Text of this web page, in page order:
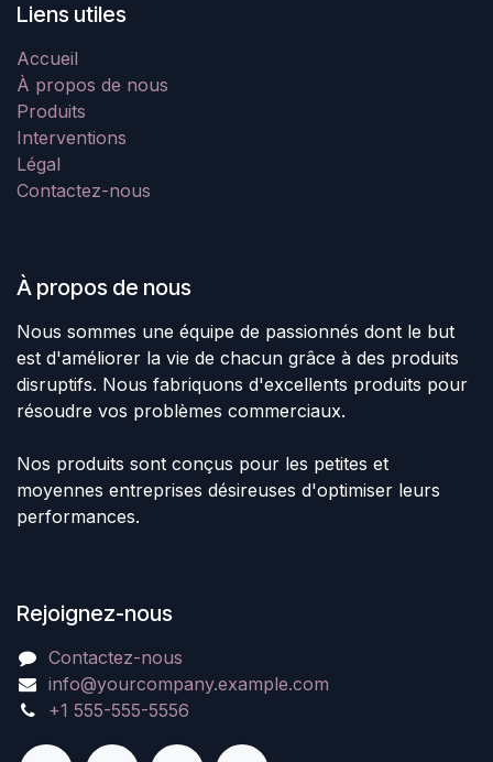
Liens utiles
Accueil
À propos de nous
Produits
Interventions
Légal
Contactez-nous
À propos de nous
Nous sommes une équipe de passionnés dont le but
est d'améliorer la vie de chacun grâce à des produits
disruptifs. Nous fabriquons d'excellents produits pour
résoudre vos problèmes commerciaux.
Nos produits sont conçus pour les petites et
moyennes entreprises désireuses d'optimiser leurs
performances.
Rejoignez-nous
Contactez-nous
info@yourcompany.example.com
+1 555-555-5556